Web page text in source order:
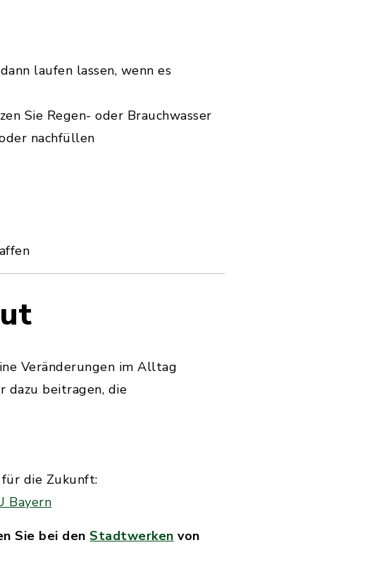
laufen lassen, wenn es
Sie Regen- oder Brauchwasser
nachfüllen
Veränderungen im Alltag
dazu beitragen, die
die Zukunft:
Bayern
Sie bei denStadtwerken von